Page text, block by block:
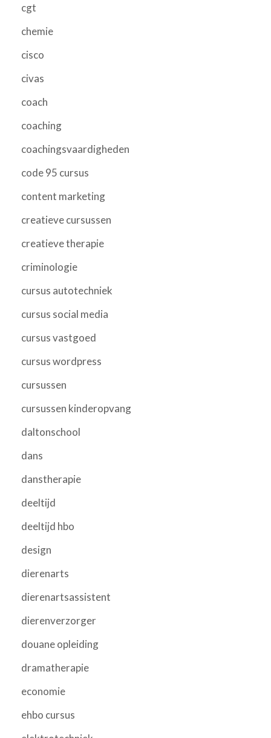
cgt
chemie
cisco
civas
coach
coaching
coachingsvaardigheden
code 95 cursus
content marketing
creatieve cursussen
creatieve therapie
criminologie
cursus autotechniek
cursus social media
cursus vastgoed
cursus wordpress
cursussen
cursussen kinderopvang
daltonschool
dans
danstherapie
deeltijd
deeltijd hbo
design
dierenarts
dierenartsassistent
dierenverzorger
douane opleiding
dramatherapie
economie
ehbo cursus